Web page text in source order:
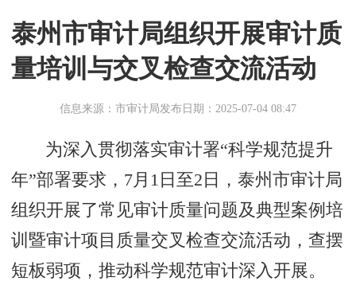
泰州市审计局组织开展审计质
量培训与交叉检查交流活动
信息来源：市审计局发布日期：2025-07-04 08:47
为深入贯彻落实审计署“科学规范提升
年”部署要求，7月1日至2日，泰州市审计局
组织开展了常见审计质量问题及典型案例培
训暨审计项目质量交叉检查交流活动，查摆
短板弱项，推动科学规范审计深入开展。